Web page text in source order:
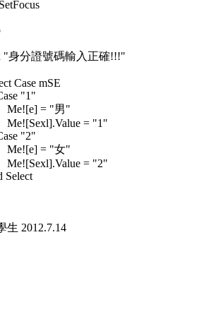
身分證號碼輸入正確!!!"
mSE
"1"
= "男"
= "1"
"2"
= "女"
= "2"
生 2012.7.14